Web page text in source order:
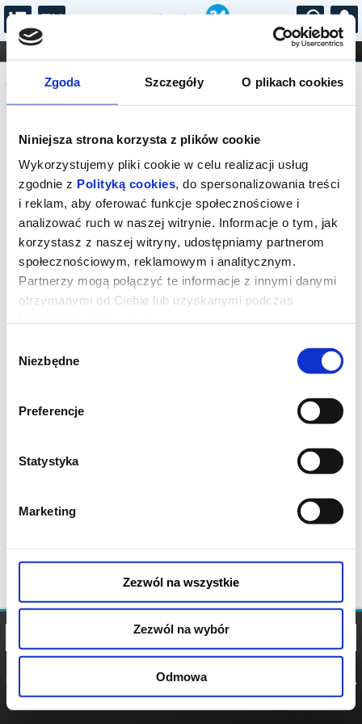
Zgoda Szczegóły O plikach cookies
Niniejsza strona korzysta z plików cookie
Wykorzystujemy pliki cookie w celu realizacji usług
zgodnie z Polityką cookies, do spersonalizowania treści
i reklam, aby oferować funkcje społecznościowe i
analizować ruch w naszej witrynie. Informacje o tym, jak
korzystasz z naszej witryny, udostępniamy partnerom
społecznościowym, reklamowym i analitycznym.
Partnerzy mogą połączyć te informacje z innymi danymi
otrzymanymi od Ciebie lub uzyskanymi podczas
zgody
Niezbędne
Preferencje
Statystyka
Marketing
Zezwól na wszystkie
Zezwól na wybór
Odmowa
...
FILHARMONIA OPERA I BALET
STAND-UP
DLA DZIECI
Komunikat
Sprzedaż biletów on-line na wydarzenie
została zakończona.
POLITYKA
POLITYKA